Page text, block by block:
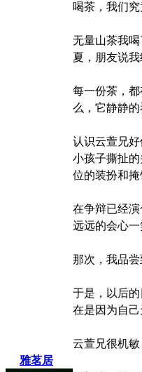
雅茗居
喝茶，我们
无量山茶我
夏，朋友说
每一份茶，
么，它静静
认识云萱兄
小孩子撕扯
位的装扮和掩
在争辩已经
远远的会心一
那次，我品尝
于是，以后
在是因为自
云萱兄很机